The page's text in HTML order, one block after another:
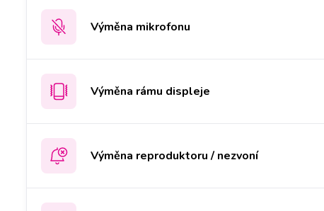
Výměna mikrofonu
Výměna rámu displeje
Výměna reproduktoru / nezvoní